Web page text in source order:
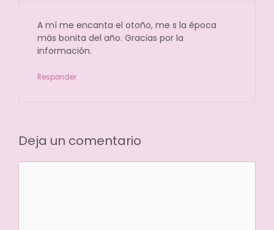
A mí me encanta el otoño, me s la época
más bonita del año. Gracias por la
información.
Responder
Deja un comentario